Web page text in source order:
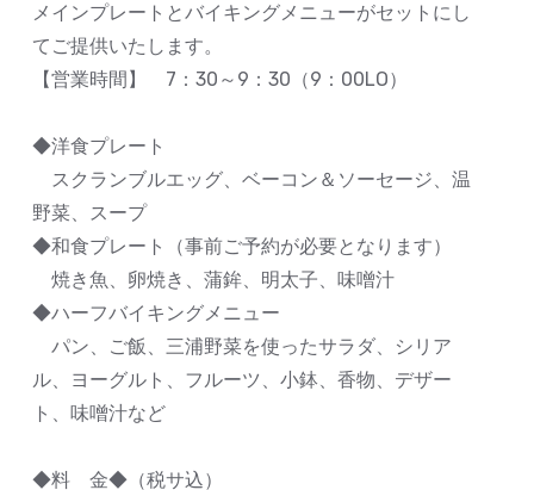
メインプレートとバイキングメニューがセットにし
てご提供いたします。
【営業時間】 7：30～9：30（9：00LO）
◆洋食プレート
スクランブルエッグ、ベーコン＆ソーセージ、温
野菜、スープ
◆和食プレート（事前ご予約が必要となります）
焼き魚、卵焼き、蒲鉾、明太子、味噌汁
◆ハーフバイキングメニュー
パン、ご飯、三浦野菜を使ったサラダ、シリア
ル、ヨーグルト、フルーツ、小鉢、香物、デザー
ト、味噌汁など
◆料 金◆（税サ込）